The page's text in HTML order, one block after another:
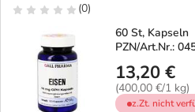
(0)
60 St, Kapseln
PZN/Art.Nr.:
13,20 €
(400,00 €/1 kg)
z.Zt. nicht